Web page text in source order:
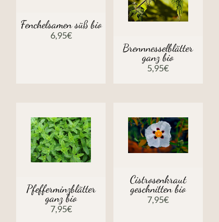
Fenchelsamen süß bio
6,95€
Brennnesselblätter
ganz bio
5,95€
Pfefferminzblätter
ganz bio
7,95€
Cistrosenkraut
geschnitten bio
7,95€